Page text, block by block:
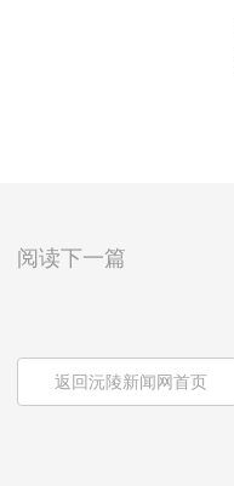
阅读下一篇
返回沅陵新闻网首页